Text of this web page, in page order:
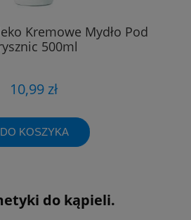
Kremowe Mydło Pod
500ml
10,99 zł
DO KOSZYKA
do kąpieli.